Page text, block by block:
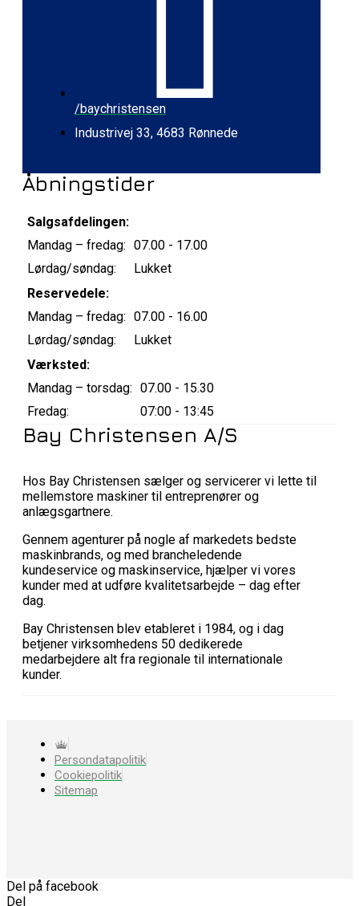
/baychristensen
Industrivej 33, 4683 Rønnede
Åbningstider
Salgsafdelingen:
Mandag – fredag: 07.00 - 17.00
Lørdag/søndag:
Lukket
Reservedele:
Mandag – fredag: 07.00 - 16.00
Lørdag/søndag:
Lukket
Værksted:
Mandag – torsdag: 07.00 - 15.30
Fredag:
07:00 - 13:45
Bay Christensen A/S
Hos Bay Christensen sælger og servicerer vi lette til
mellemstore maskiner til entreprenører og
anlægsgartnere.
Gennem agenturer på nogle af markedets bedste
maskinbrands, og med brancheledende
kundeservice og maskinservice, hjælper vi vores
kunder med at udføre kvalitetsarbejde – dag efter
dag.
Bay Christensen blev etableret i 1984, og i dag
betjener virksomhedens 50 dedikerede
medarbejdere alt fra regionale til internationale
kunder.
Persondatapolitik
Cookiepolitik
Sitemap
Del på facebook
Del